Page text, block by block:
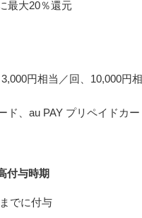
最大20％還元
円相当／回、10,000円
ド、au PAY プリペイドカ
付与時期
でに付与